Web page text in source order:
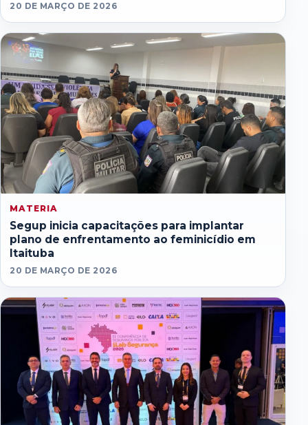
20 DE MARÇO DE 2026
MATERIA
Segup inicia capacitações para implantar
plano de enfrentamento ao feminicídio em
Itaituba
20 DE MARÇO DE 2026